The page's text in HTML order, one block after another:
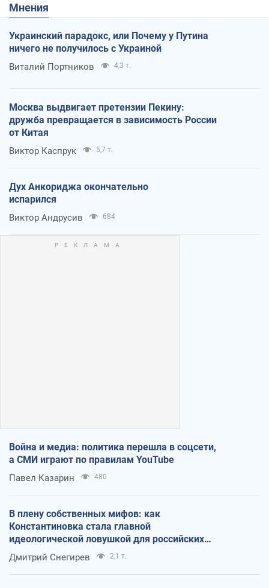
Мнения
Украинский парадокс, или Почему у Путина
ничего не получилось с Украиной
Виталий Портников 4,3 т.
Москва выдвигает претензии Пекину:
дружба превращается в зависимость России
от Китая
Виктор Каспрук 5,7 т.
Дух Анкориджа окончательно
испарился
Виктор Андрусив 684
Война и медиа: политика перешла в соцсети,
а СМИ играют по правилам YouTube
Павел Казарин 480
В плену собственных мифов: как
Константиновка стала главной
идеологической ловушкой для российских
оккупантов
Дмитрий Снегирев 2,1 т.